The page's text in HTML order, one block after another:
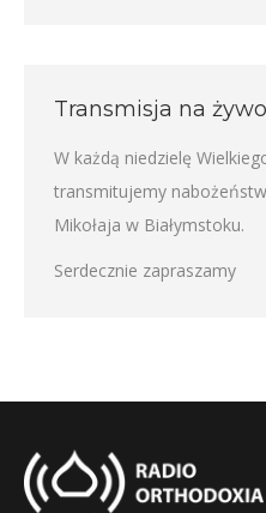
Transmisja na żywo
W każdą niedzielę
transmitujemy
Mikołaja w Białymstoku.
Serdecznie zapraszamy